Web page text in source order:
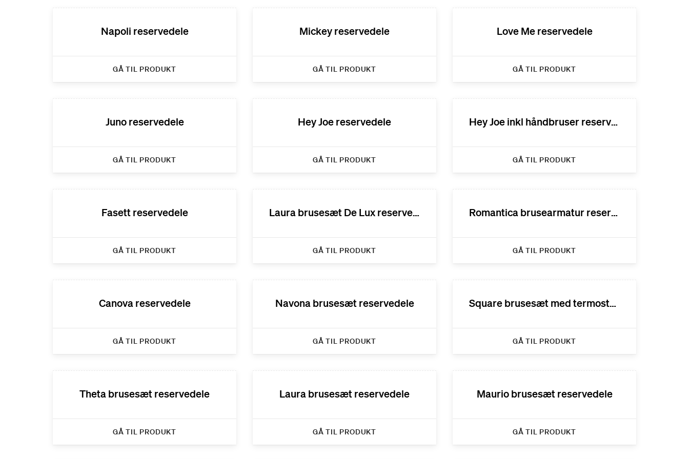
Napoli reservedele
GÅ TIL PRODUKT
Mickey reservedele
GÅ TIL PRODUKT
Love Me reservedele
GÅ TIL PRODUKT
Juno reservedele
GÅ TIL PRODUKT
Hey Joe reservedele
GÅ TIL PRODUKT GÅ TIL PRODUKT
Fasett reservedele
GÅ TIL PRODUKT GÅ TIL PRODUKT GÅ TIL PRODUKT
Canova reservedele
GÅ TIL PRODUKT
Navona brusesæt reservedele
GÅ TIL PRODUKT GÅ TIL PRODUKT
Theta brusesæt reservedele
GÅ TIL PRODUKT
Laura brusesæt reservedele
GÅ TIL PRODUKT
Maurio brusesæt reservedele
GÅ TIL PRODUKT